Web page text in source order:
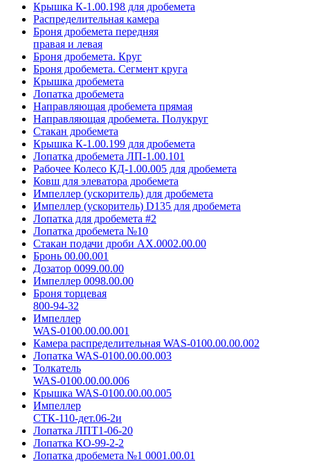
Крышка К-1.00.198 для дробемета
Распределительная камера
Броня дробемета передняя
правая и левая
Броня дробемета. Круг
Броня дробемета. Сегмент круга
Крышка дробемета
Лопатка дробемета
Направляющая дробемета прямая
Направляющая дробемета. Полукруг
Стакан дробемета
Крышка К-1.00.199 для дробемета
Лопатка дробемета ЛП-1.00.101
Рабочее Колесо КД-1.00.005 для дробемета
Ковш для элеватора дробемета
Импеллер (ускоритель) для дробемета
Импеллер (ускоритель) D135 для дробемета
Лопатка для дробемета #2
Лопатка дробемета №10
Стакан подачи дроби АХ.0002.00.00
Бронь 00.00.001
Дозатор 0099.00.00
Импеллер 0098.00.00
Броня торцевая
800-94-32
Импеллер
WAS-0100.00.00.001
Камера распределительная WAS-0100.00.00.002
Лопатка WAS-0100.00.00.003
Толкатель
WAS-0100.00.00.006
Крышка WAS-0100.00.00.005
Импеллер
СТК-110-дет.06-2и
Лопатка ЛПТ1-06-20
Лопатка КО-99-2-2
Лопатка дробемета №1 0001.00.01